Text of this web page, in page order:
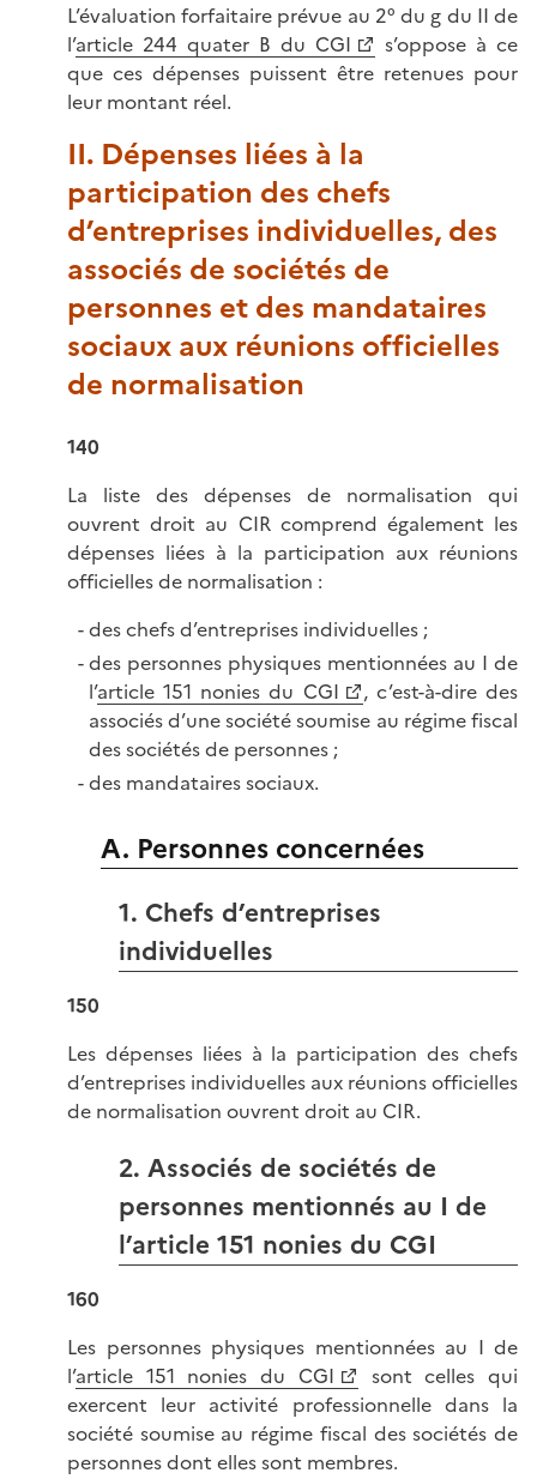
L’évaluation forfaitaire prévue au 2° du g du II de
l’article 244 quater B du CGI
s’oppose à ce
que ces dépenses puissent être retenues pour
leur montant réel.
II. Dépenses liées à la
participation des chefs
d’entreprises individuelles, des
associés de sociétés de
personnes et des mandataires
sociaux aux réunions officielles
de normalisation
140
La liste des dépenses de normalisation qui
ouvrent droit au CIR comprend également les
dépenses liées à la participation aux réunions
officielles de normalisation :
des chefs d’entreprises individuelles ;
des personnes physiques mentionnées au I de
l’article 151 nonies du CGI
, c’est-à-dire des
associés d’une société soumise au régime fiscal
des sociétés de personnes ;
des mandataires sociaux.
A. Personnes concernées
1. Chefs d’entreprises
individuelles
150
Les dépenses liées à la participation des chefs
d’entreprises individuelles aux réunions officielles
de normalisation ouvrent droit au CIR.
2. Associés de sociétés de
personnes mentionnés au I de
l’article 151 nonies du CGI
160
Les personnes physiques mentionnées au I de
l’article 151 nonies du CGI
sont celles qui
exercent leur activité professionnelle dans la
société soumise au régime fiscal des sociétés de
personnes dont elles sont membres.